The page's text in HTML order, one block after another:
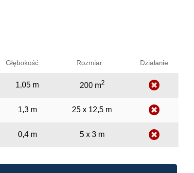
Głębokość Rozmiar Działanie
1,05 m 200 m2
1,3 m 25 x 12,5 m
0,4 m 5 x 3 m